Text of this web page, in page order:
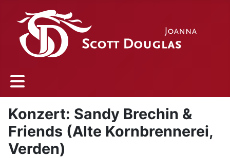
Konzert: Sandy Brechin &
Friends (Alte Kornbrennerei,
Verden)